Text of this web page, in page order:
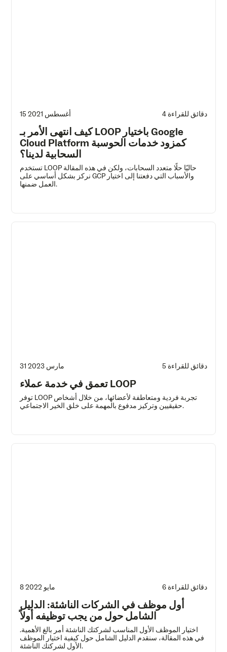
15 أغسطس 2021 4 دقائق للقراءة
كيف انتهى الأمر بـ LOOP باختيار Google
Cloud Platform كمزود خدمات الحوسبة
السحابية لدينا؟
تستخدم LOOP حاليًا حلًا متعدد السحابات، ولكن في هذه المقالة
نركز بشكل أساسي على GCP والأسباب التي دفعتنا إلى اختيار
العمل ضمنها.
31 مارس 2023 5 دقائق للقراءة
تعمق في خدمة عملاء LOOP
توفر LOOP تجربة فردية ومتعاطفة لأعضائها، من خلال أشخاص
حقيقيين وتركيز مدفوع بالمهمة على خلق الخير الاجتماعي.
8 مايو 2022 6 دقائق للقراءة
أول موظف في الشركات الناشئة: الدليل
الشامل حول من يجب توظيفه أولاً
اختيار الموظف الأول المناسب لشركتك الناشئة أمر بالغ الأهمية.
في هذه المقالة، سنقدم الدليل الشامل حول كيفية اختيار الموظف
الأول لشركتك الناشئة.